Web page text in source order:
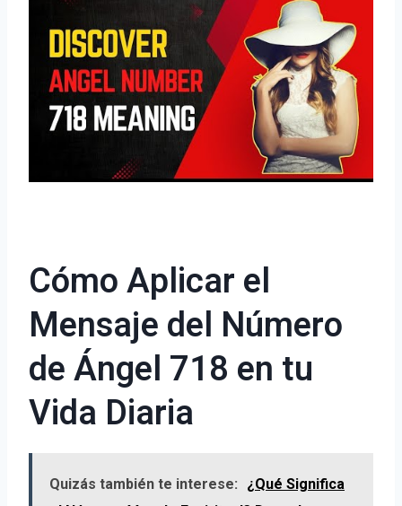
Cómo Aplicar el
Mensaje del Número
de Ángel 718 en tu
Vida Diaria
Quizás también te interese:
¿Qué Significa